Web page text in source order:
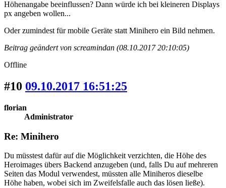
Höhenangabe beeinflussen? Dann würde ich bei kleineren Displays
px angeben wollen...
Oder zumindest für mobile Geräte statt Minihero ein Bild nehmen.
Beitrag geändert von screamindan (08.10.2017 20:10:05)
Offline
#10 09.10.2017 16:51:25
florian
Administrator
Re: Minihero
Du müsstest dafür auf die Möglichkeit verzichten, die Höhe des
Heroimages übers Backend anzugeben (und, falls Du auf mehreren
Seiten das Modul verwendest, müssten alle Miniheros dieselbe
Höhe haben, wobei sich im Zweifelsfalle auch das lösen ließe).